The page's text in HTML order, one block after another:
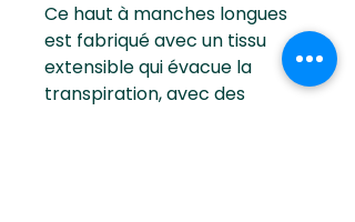
Ce haut à manches longues
est fabriqué avec un tissu
extensible qui évacue la
transpiration, avec des